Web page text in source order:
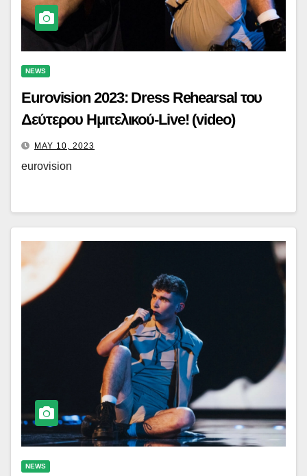
NEWS
Eurovision 2023: Dress Rehearsal του
Δεύτερου Ημιτελικού-Live! (video)
MAY 10, 2023
eurovision
NEWS